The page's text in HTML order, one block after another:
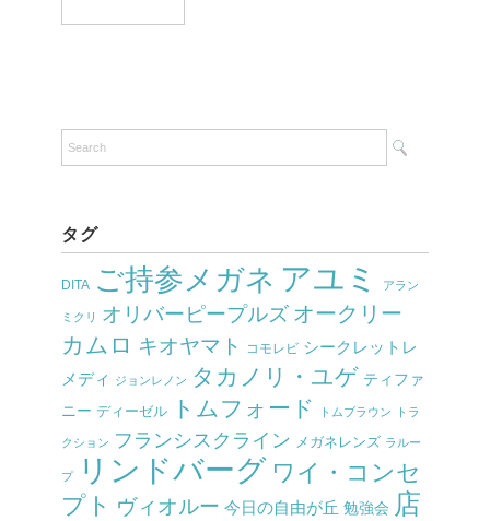
タグ
DITA ご持参メガネ アユミ アラン
ミクリ オリバーピープルズ オークリー
カムロ キオヤマト コモレビ シークレットレ
メディ
ジョンレノン タカノリ・ユゲ ティファ
ニー ディーゼル トムフォード トムブラウン トラ
クション フランシスクライン メガネレンズ ラルー
プ リンドバーグ ワイ・コンセ
プト ヴィオルー 今日の自由が丘 勉強会 店